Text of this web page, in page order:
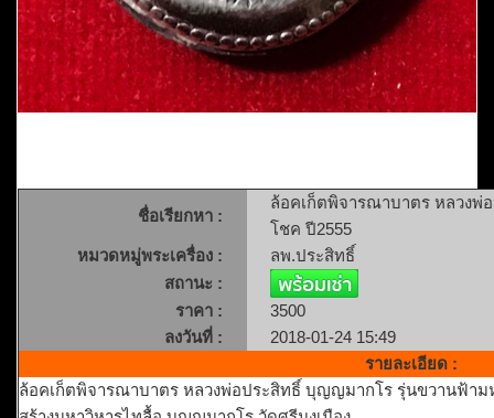
ชื่อเรียกหา :
ล้อคเก็ตพิจารณาบาตร หลวง
โชค ปี2555
หมวดหมู่พระเครื่อง :
ลพ.ประสิทธิ์
สถานะ :
ราคา :
3500
ลงวันที่ :
2018-01-24 15:49
รายละเอียด :
ล้อคเก็ตพิจารณาบาตร หลวงพ่อประสิทธิ์ บุญญมากโร รุ่นขวานฟ้า